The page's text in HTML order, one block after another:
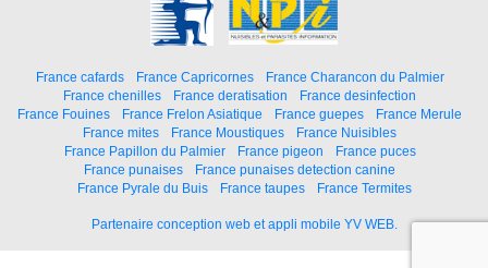
France cafards France Capricornes
France Charancon du Palmier
France chenilles
France deratisation
France desinfection
France Fouines
France Frelon Asiatique France guepes
France Merule
France mites
France Moustiques
France Nuisibles
France Papillon du Palmier
France pigeon
France puces
France punaises
France punaises detection canine
France Pyrale du Buis
France taupes France Termites
Partenaire conception web et appli mobile YV WEB.